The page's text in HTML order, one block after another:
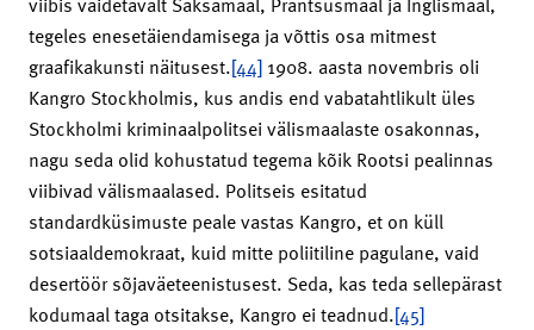
tegeles enesetäiendamisega ja võttis osa mitmest
graafikakunsti näitusest.[44] 1908. aasta novembris oli
Kangro Stockholmis, kus andis end vabatahtlikult üles
Stockholmi kriminaalpolitsei välismaalaste osakonnas,
nagu seda olid kohustatud tegema kõik Rootsi pealinnas
viibivad välismaalased. Politseis esitatud
standardküsimuste peale vastas Kangro, et on küll
sotsiaaldemokraat, kuid mitte poliitiline pagulane, vaid
desertöör sõjaväeteenistusest. Seda, kas teda sellepärast
kodumaal taga otsitakse, Kangro ei teadnud.[45]